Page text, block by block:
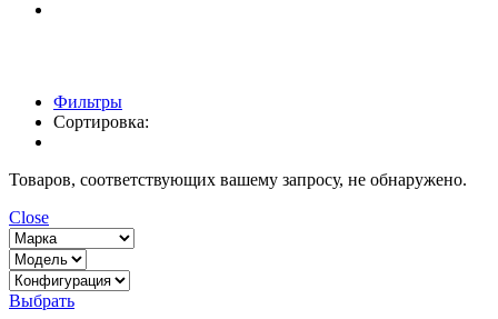
Фильтры
Сортировка:
Товаров, соответствующих вашему запросу, не обнаружено.
Close
Выбрать